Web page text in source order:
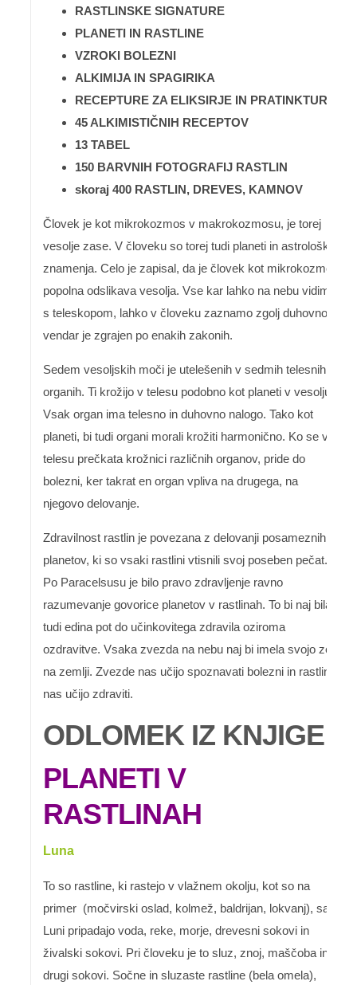
RASTLINSKE SIGNATURE
PLANETI IN RASTLINE
VZROKI BOLEZNI
ALKIMIJA IN SPAGIRIKA
RECEPTURE ZA ELIKSIRJE IN PRATINKTURE
45 ALKIMISTIČNIH RECEPTOV
13 TABEL
150 BARVNIH FOTOGRAFIJ RASTLIN
skoraj 400 RASTLIN, DREVES, KAMNOV
Človek je kot mikrokozmos v makrokozmosu, je torej
vesolje zase. V človeku so torej tudi planeti in astrološka
znamenja. Celo je zapisal, da je človek kot mikrokozmos
popolna odslikava vesolja. Vse kar lahko na nebu vidimo
s teleskopom, lahko v človeku zaznamo zgolj duhovno,
vendar je zgrajen po enakih zakonih.
Sedem vesoljskih moči je utelešenih v sedmih telesnih
organih. Ti krožijo v telesu podobno kot planeti v vesolju.
Vsak organ ima telesno in duhovno nalogo. Tako kot
planeti, bi tudi organi morali krožiti harmonično. Ko se v
telesu prečkata krožnici različnih organov, pride do
bolezni, ker takrat en organ vpliva na drugega, na
njegovo delovanje.
Zdravilnost rastlin je povezana z delovanji posameznih
planetov, ki so vsaki rastlini vtisnili svoj poseben pečat.
Po Paracelsusu je bilo pravo zdravljenje ravno
razumevanje govorice planetov v rastlinah. To bi naj bila
tudi edina pot do učinkovitega zdravila oziroma
ozdravitve. Vsaka zvezda na nebu naj bi imela svojo zel
na zemlji. Zvezde nas učijo spoznavati bolezni in rastline
nas učijo zdraviti.
ODLOMEK IZ KNJIGE
PLANETI V
RASTLINAH
Luna
To so rastline, ki rastejo v vlažnem okolju, kot so na
primer (močvirski oslad, kolmež, baldrijan, lokvanj), saj
Luni pripadajo voda, reke, morje, drevesni sokovi in
živalski sokovi. Pri človeku je to sluz, znoj, maščoba in
drugi sokovi. Sočne in sluzaste rastline (bela omela),